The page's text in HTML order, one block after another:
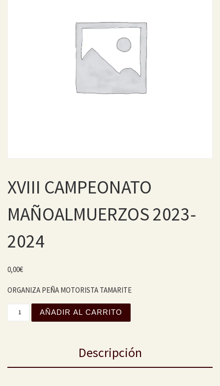
XVIII CAMPEONATO
MAÑOALMUERZOS 2023-
2024
0,00€
ORGANIZA PEÑA MOTORISTA TAMARITE
XVIII CAMPEONATO MAÑOALMUERZOS 2023-2024
AÑADIR AL CARRITO
Descripción